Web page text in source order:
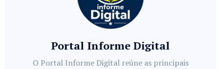
Portal Informe Digital
O Portal Informe Digital reúne as principais